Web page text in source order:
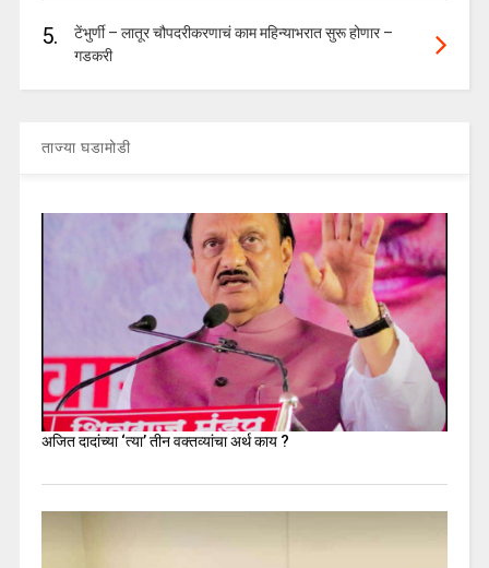
5.
टेंभुर्णी – लातूर चौपदरीकरणाचं काम महिन्याभरात सुरू होणार –
गडकरी
ताज्या घडामोडी
अजित दादांच्या ‘त्या’ तीन वक्तव्यांचा अर्थ काय ?